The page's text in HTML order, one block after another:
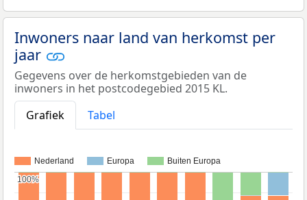
Inwoners naar land van herkomst per
jaar
Gegevens over de herkomstgebieden van de
inwoners in het postcodegebied 2015 KL.
Grafiek
Tabel
Nederland Europa Buiten Europa
100%
100%